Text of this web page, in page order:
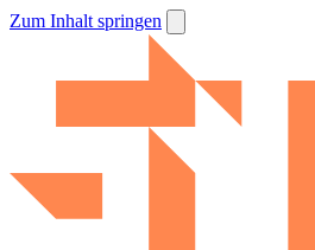
Zum Inhalt springen